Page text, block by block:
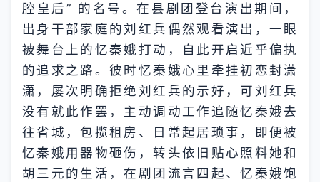
腔皇后” 的名号。在县剧团登台演出期间，
出身干部家庭的刘红兵偶然观看演出，一眼
被舞台上的忆秦娥打动，自此开启近乎偏执
的追求之路。彼时忆秦娥心里牵挂初恋封潇
潇，屡次明确拒绝刘红兵的示好，可刘红兵
没有就此作罢，主动调动工作追随忆秦娥去
往省城，包揽租房、日常起居琐事，即便被
忆秦娥用器物砸伤，转头依旧贴心照料她和
胡三元的生活，在剧团流言四起、忆秦娥饱